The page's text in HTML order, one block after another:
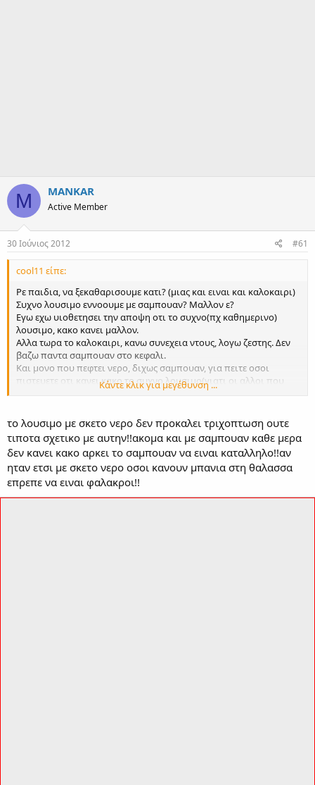
M MANKAR
Active Member
30 Ιούνιος 2012 #61
cool11 είπε:
Ρε παιδια, να ξεκαθαρισουμε κατι? (μιας και ειναι και καλοκαιρι)
Συχνο λουσιμο εννοουμε με σαμπουαν? Μαλλον ε?
Εγω εχω υιοθετησει την αποψη οτι το συχνο(πχ καθημερινο)
λουσιμο, κακο κανει μαλλον.
Αλλα τωρα το καλοκαιρι, κανω συνεχεια ντους, λογω ζεστης. Δεν
βαζω παντα σαμπουαν στο κεφαλι.
Και μονο που πεφτει νερο, διχως σαμπουαν, για πειτε οσοι
πιστευετε οτι κανει κακο το συχνο λουσιμο(γιατι οι αλλοι που
λενε δεν πειραζει, ειναι δεδομενο οτι θα πουν δεν πειραζει, ειτε
τριχοπτωση?
Κάντε κλικ για μεγέθυνση ...
το λουσιμο με σκετο νερο δεν προκαλει τριχοπτωση ουτε
τιποτα σχετικο με αυτην!!ακομα και με σαμπουαν καθε μερα
δεν κανει κακο αρκει το σαμπουαν να ειναι καταλληλο!!αν
ηταν ετσι με σκετο νερο οσοι κανουν μπανια στη θαλασσα
επρεπε να ειναι φαλακροι!!